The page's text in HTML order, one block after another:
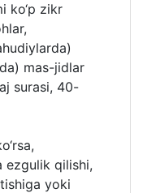
ko‘p zikr
mas-jidlar
surasi, 40-
ezgulik qilishi,
yoki